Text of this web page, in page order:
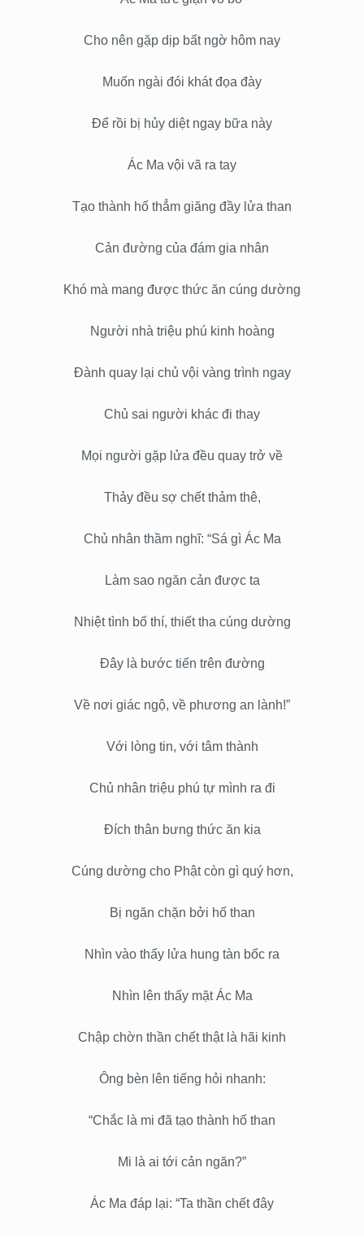
Cho nên gặp dịp bất ngờ hôm nay
Muốn ngài đói khát đọa đày
Để rồi bị hủy diệt ngay bữa này
Ác Ma vội vã ra tay
Tạo thành hố thẳm giăng đầy lửa than
Cản đường của đám gia nhân
Khó mà mang được thức ăn cúng dường
Người nhà triệu phú kinh hoàng
Đành quay lại chủ vội vàng trình ngay
Chủ sai người khác đi thay
Mọi người gặp lửa đều quay trở về
Thảy đều sợ chết thảm thê,
Chủ nhân thầm nghĩ: “Sá gì Ác Ma
Làm sao ngăn cản được ta
Nhiệt tình bố thí, thiết tha cúng dường
Đây là bước tiến trên đường
Về nơi giác ngộ, về phương an lành!”
Với lòng tin, với tâm thành
Chủ nhân triệu phú tự mình ra đi
Đích thân bưng thức ăn kia
Cúng dường cho Phật còn gì quý hơn,
Bị ngăn chặn bởi hố than
Nhìn vào thấy lửa hung tàn bốc ra
Nhìn lên thấy mặt Ác Ma
Chập chờn thần chết thật là hãi kinh
Ông bèn lên tiếng hỏi nhanh:
“Chắc là mi đã tạo thành hố than
Mi là ai tới cản ngăn?”
Ác Ma đáp lại: “Ta thần chết đây